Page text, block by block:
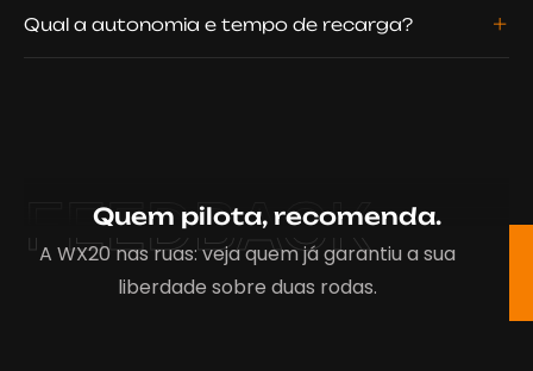
Qual a autonomia e tempo de recarga?
FEEDBACK
Quem pilota, recomenda.
A WX20 nas ruas: veja quem já garantiu a sua
liberdade sobre duas rodas.